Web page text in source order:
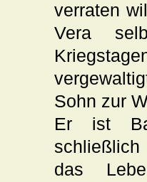
verraten
Vera
Sohn zur
Er ist
das